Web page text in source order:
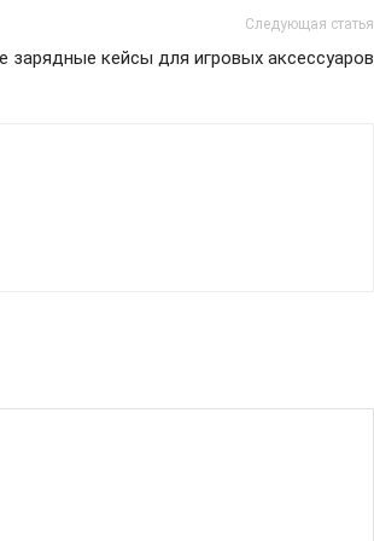
Следующая статья
зарядные кейсы для игровых аксессуаров